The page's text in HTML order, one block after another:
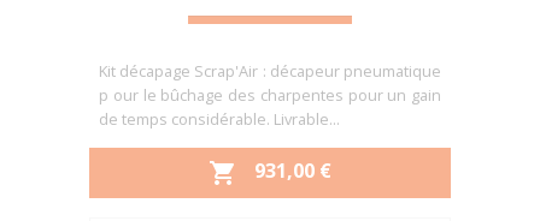
Kit décapage Scrap'Air : décapeur pneumatique
p our le bûchage des charpentes pour un gain
de temps considérable. Livrable...
 PRIX
931,00 €